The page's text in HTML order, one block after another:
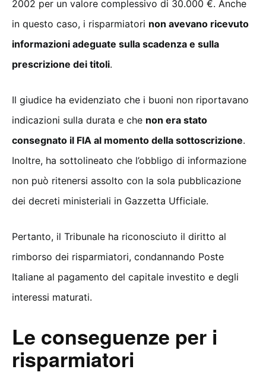
2002 per un valore complessivo di 30.000 €. Anche
in questo caso, i risparmiatori non avevano ricevuto
informazioni adeguate sulla scadenza e sulla
prescrizione dei titoli.
Il giudice ha evidenziato che i buoni non riportavano
indicazioni sulla durata e che non era stato
consegnato il FIA al momento della sottoscrizione.
Inoltre, ha sottolineato che l’obbligo di informazione
non può ritenersi assolto con la sola pubblicazione
dei decreti ministeriali in Gazzetta Ufficiale.
Pertanto, il Tribunale ha riconosciuto il diritto al
rimborso dei risparmiatori, condannando Poste
Italiane al pagamento del capitale investito e degli
interessi maturati.
Le conseguenze per i
risparmiatori